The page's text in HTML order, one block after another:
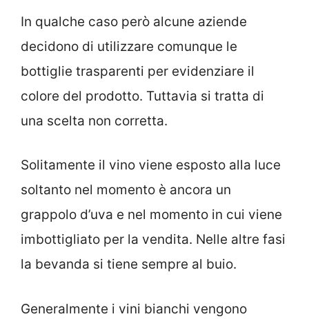
In qualche caso però alcune aziende
decidono di utilizzare comunque le
bottiglie trasparenti per evidenziare il
colore del prodotto. Tuttavia si tratta di
una scelta non corretta.
Solitamente il vino viene esposto alla luce
soltanto nel momento è ancora un
grappolo d’uva e nel momento in cui viene
imbottigliato per la vendita. Nelle altre fasi
la bevanda si tiene sempre al buio.
Generalmente i vini bianchi vengono